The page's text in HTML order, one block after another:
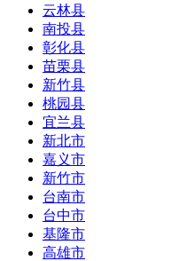
云林县
南投县
彰化县
苗栗县
新竹县
桃园县
宜兰县
新北市
嘉义市
新竹市
台南市
台中市
基隆市
高雄市